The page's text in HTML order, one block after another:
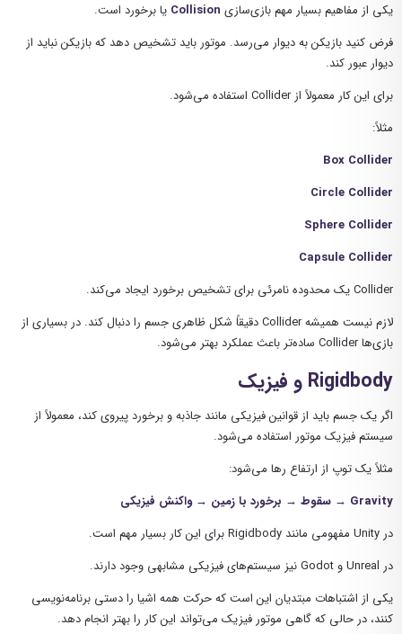
یکی از مفاهیم بسیار مهم بازی‌سازی Collision یا برخورد است.
فرض کنید بازیکن به دیوار می‌رسد. موتور باید تشخیص دهد که بازیکن نباید از
دیوار عبور کند.
برای این کار معمولاً از Collider استفاده می‌شود.
مثلاً:
Box Collider
Circle Collider
Sphere Collider
Capsule Collider
Collider یک محدوده نامرئی برای تشخیص برخورد ایجاد می‌کند.
لازم نیست همیشه Collider دقیقاً شکل ظاهری جسم را دنبال کند. در بسیاری از
بازی‌ها Collider ساده‌تر باعث عملکرد بهتر می‌شود.
Rigidbody و فیزیک
اگر یک جسم باید از قوانین فیزیکی مانند جاذبه و برخورد پیروی کند، معمولاً از
سیستم فیزیک موتور استفاده می‌شود.
مثلاً یک توپ از ارتفاع رها می‌شود:
Gravity → سقوط → برخورد با زمین → واکنش فیزیکی
در Unity مفهومی مانند Rigidbody برای این کار بسیار مهم است.
در Unreal و Godot نیز سیستم‌های فیزیکی مشابهی وجود دارند.
یکی از اشتباهات مبتدیان این است که حرکت همه اشیا را دستی برنامه‌نویسی
کنند، در حالی که گاهی موتور فیزیک می‌تواند این کار را بهتر انجام دهد.